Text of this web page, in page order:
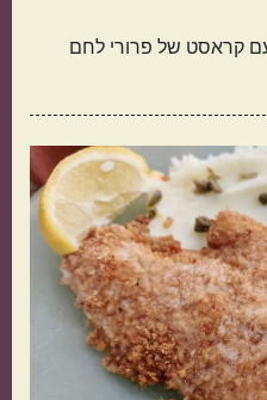
עם קראסט של פרורי לחם
אורז